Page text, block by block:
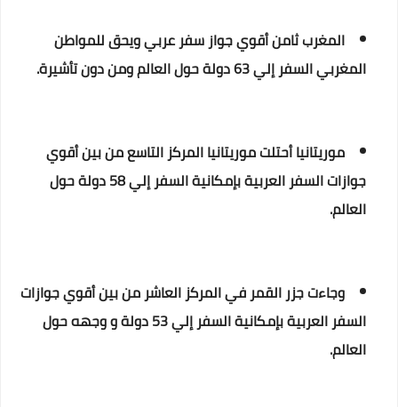
المغرب ثامن أقوي جواز سفر عربي ويحق للمواطن
المغربي السفر إلي 63 دولة حول العالم ومن دون تأشيرة.
موريتانيا أحتلت موريتانيا المركز التاسع من بين أقوي
جوازات السفر العربية بإمكانية السفر إلي 58 دولة حول
العالم.
وجاءت جزر القمر في المركز العاشر من بين أقوي جوازات
السفر العربية بإمكانية السفر إلي 53 دولة و وجهه حول
العالم.